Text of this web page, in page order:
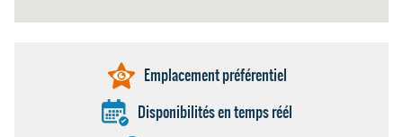
Emplacement préférentiel
Disponibilités en temps réél